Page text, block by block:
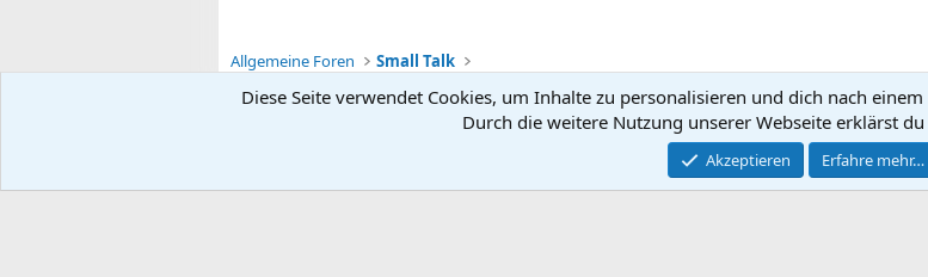
Allgemeine Foren Small Talk
Community platform by XenForo ® © 2010-2026
Diese Seite verwendet Cookies, um Inhalte zu personalisieren und dich nach
Durch die weitere Nutzung unserer Webseite erklärst
Akzeptieren Erfahre mehr…